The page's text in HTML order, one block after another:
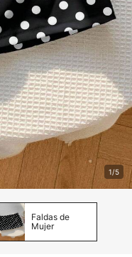
1/5
Faldas de
Mujer